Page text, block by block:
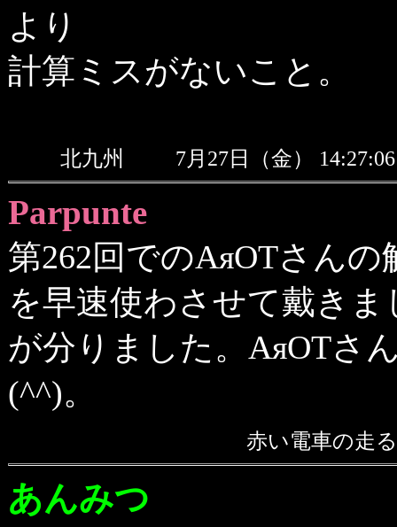
より
計算ミスがないこと。
北九州 7月27日（金）
Parpunte
第262回でのAяOTさん
を早速使わさせて戴きま
が分りました。AяOTさ
(^^)。
赤い電車の
あんみつ